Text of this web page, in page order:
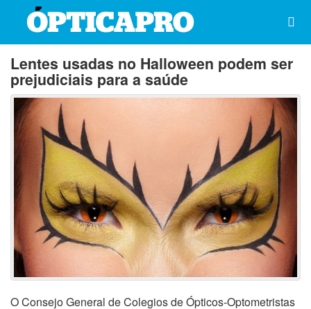
Lentes usadas no Halloween podem ser
prejudiciais para a saúde
O Consejo General de Colegios de Ópticos-Optometristas